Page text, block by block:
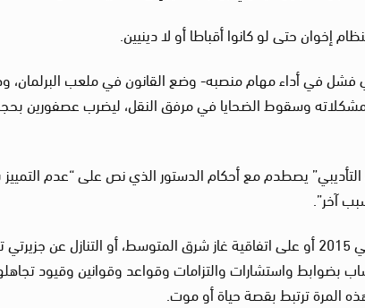
فشل في أداء مهام منصبه- وضع القانون في ملعب البرلمان،
وسقوط الضحايا في مرفق النقل، ليضرب عصفورين
يصطدم مع أحكام الدستور الذي نص على “عدم التمييز
آخر”.
كما يصطدم توقيع السيسي أيضا على اتفاقية المبادئ في 2015 أو على اتفاقية غاز شرق المتوسط، أو التنازل عن
بضوابط واستشارات والتزامات وقواعد وقوانين وقيود
المرة ترتبط بقصة حياة أو موت.